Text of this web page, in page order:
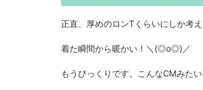
正直、厚めのロンTくらいにしか考
着た瞬間から暖かい！＼(◎o◎)／
もうびっくりです。こんなCMみた